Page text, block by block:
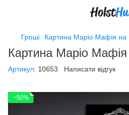
Гроші Картина Маріо Мафія на
Картина Маріо Мафія
Артикул: 10653 Написати відгук
−50%